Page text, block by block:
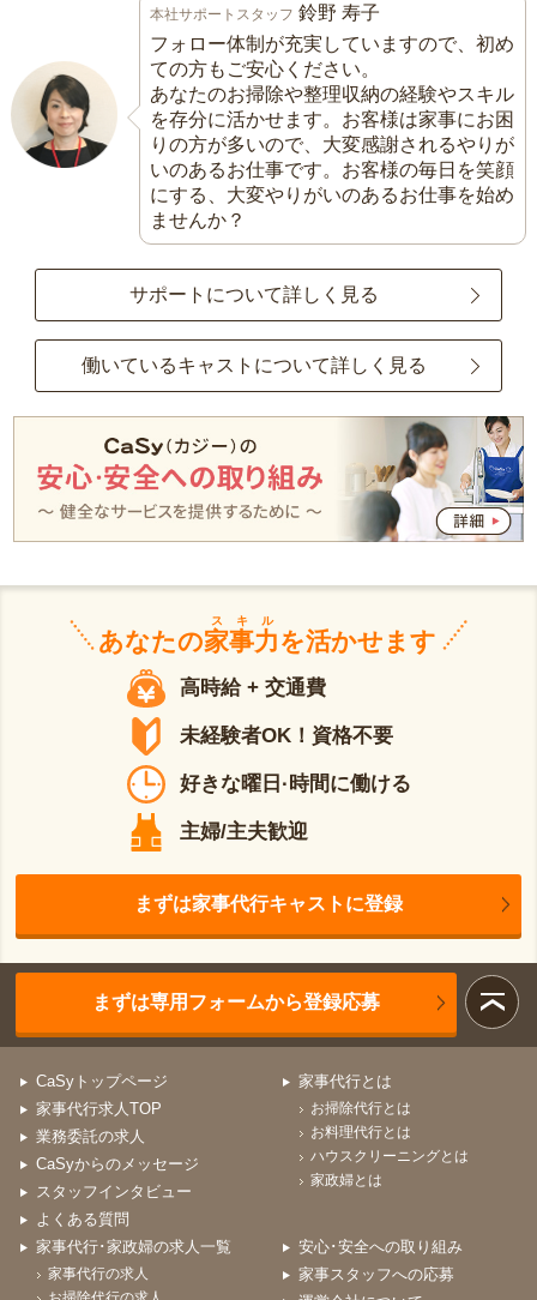
本社サポートスタッフ 鈴野 寿子
フォロー体制が充実していますので、初め
ての方もご安心ください。
あなたのお掃除や整理収納の経験やスキル
を存分に活かせます。お客様は家事にお困
りの方が多いので、大変感謝されるやりが
いのあるお仕事です。お客様の毎日を笑顔
にする、大変やりがいのあるお仕事を始め
ませんか？
サポートについて詳しく見る
働いているキャストについて詳しく見る
あなたの家事力
スキル
を活かせます
高時給 + 交通費
未経験者OK！資格不要
好きな曜日·時間に働ける
主婦/主夫歓迎
まずは家事代行キャストに登録
まずは専用フォームから登録応募
CaSyトップページ
家事代行求人TOP
業務委託の求人
CaSyからのメッセージ
スタッフインタビュー
よくある質問
家事代行とは
お掃除代行とは
お料理代行とは
ハウスクリーニングとは
家政婦とは
家事代行･家政婦の求人一覧
家事代行の求人
安心･安全への取り組み
家事スタッフへの応募